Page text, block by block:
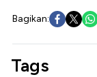
Bagikan:
Tags